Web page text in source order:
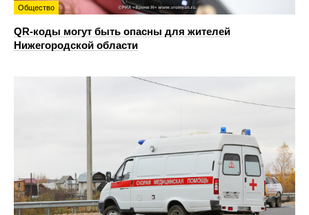
Общество
QR-коды могут быть опасны для жителей
Нижегородской области